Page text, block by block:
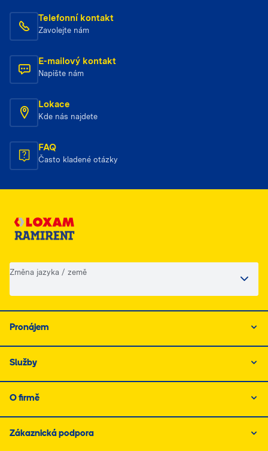
Telefonní kontakt
Zavolejte nám
E-mailový kontakt
Napište nám
Lokace
Kde nás najdete
FAQ
Často kladené otázky
Změna jazyka / země
Pronájem
Služby
O firmě
Zákaznická podpora